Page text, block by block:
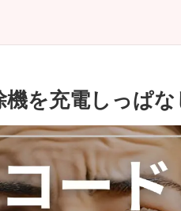
機を充電しっぱ